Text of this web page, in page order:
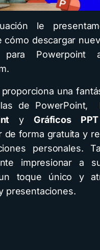
le
cómo descargar
para
proporciona una
de PowerPoint,
yGráficos PPT
de forma gratuita y
personales.
impresionar a
toque único y
presentaciones.